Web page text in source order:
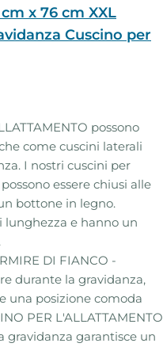
x 76 cm XXL
Cuscino per
possono
come cuscini laterali
I nostri cuscini per
essere chiusi alle
bottone in legno.
lunghezza e hanno un
DI FIANCO -
durante la gravidanza,
una posizione comoda
PER L'ALLATTAMENTO
gravidanza garantisce un